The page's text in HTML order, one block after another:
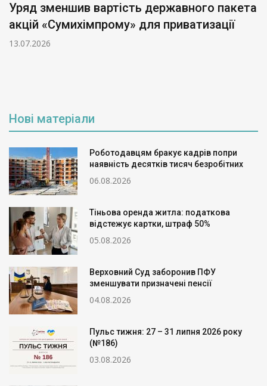
Уряд зменшив вартість державного пакета
акцій «Сумихімпрому» для приватизації
13.07.2026
Нові матеріали
Роботодавцям бракує кадрів попри
наявність десятків тисяч безробітних
06.08.2026
Тіньова оренда житла: податкова
відстежує картки, штраф 50%
05.08.2026
Верховний Суд заборонив ПФУ
зменшувати призначені пенсії
04.08.2026
Пульс тижня: 27 – 31 липня 2026 року
(№186)
03.08.2026